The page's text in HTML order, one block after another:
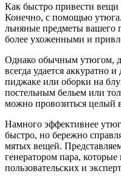
Как быстро привести
Конечно, с помощью
льняные предметы вашего
более ухоженными и
Однако обычным утюгом,
всегда удается аккуратно
пиджаке или оборки на
постельным бельем или
можно провозиться целый
Намного эффективнее
быстро, но бережно
мятых вещей.
генератором пара,
пользовательских и